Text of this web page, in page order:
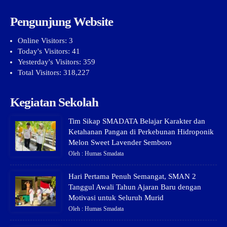
Pengunjung Website
Online Visitors: 3
Today's Visitors: 41
Yesterday's Visitors: 359
Total Visitors: 318,227
Kegiatan Sekolah
Tim Sikap SMADATA Belajar Karakter dan
Ketahanan Pangan di Perkebunan Hidroponik
Melon Sweet Lavender Semboro
Oleh : Humas Smadata
Hari Pertama Penuh Semangat, SMAN 2
Tanggul Awali Tahun Ajaran Baru dengan
Motivasi untuk Seluruh Murid
Oleh : Humas Smadata